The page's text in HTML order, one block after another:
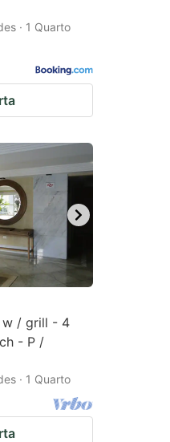
· 1 Quarto
w / grill - 4
- P /
· 1 Quarto